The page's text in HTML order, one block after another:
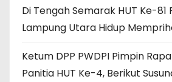
Di Tengah Semarak HUT Ke-81
Lampung Utara Hidup
Ketum DPP PWDPI Pimpin
Panitia HUT Ke-4, Berikut